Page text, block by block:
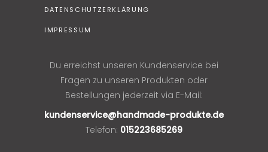
DATENSCHUTZERKLÄRUNG
IMPRESSUM
Du erreichst unseren Kundenservice bei
Fragen zu unseren Produkten oder
Bestellungen jederzeit via E-Mail:
kundenservice@handmade-produkte.de
Telefon: 015223685269